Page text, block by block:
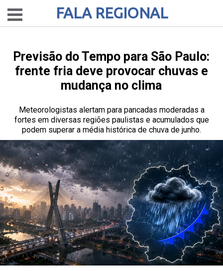
FALA REGIONAL
Previsão do Tempo para São Paulo:
frente fria deve provocar chuvas e
mudança no clima
Meteorologistas alertam para pancadas moderadas a
fortes em diversas regiões paulistas e acumulados que
podem superar a média histórica de chuva de junho.